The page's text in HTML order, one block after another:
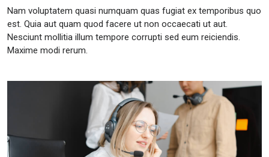
Nam voluptatem quasi numquam quas fugiat ex temporibus quo
est. Quia aut quam quod facere ut non occaecati ut aut.
Nesciunt mollitia illum tempore corrupti sed eum reiciendis.
Maxime modi rerum.